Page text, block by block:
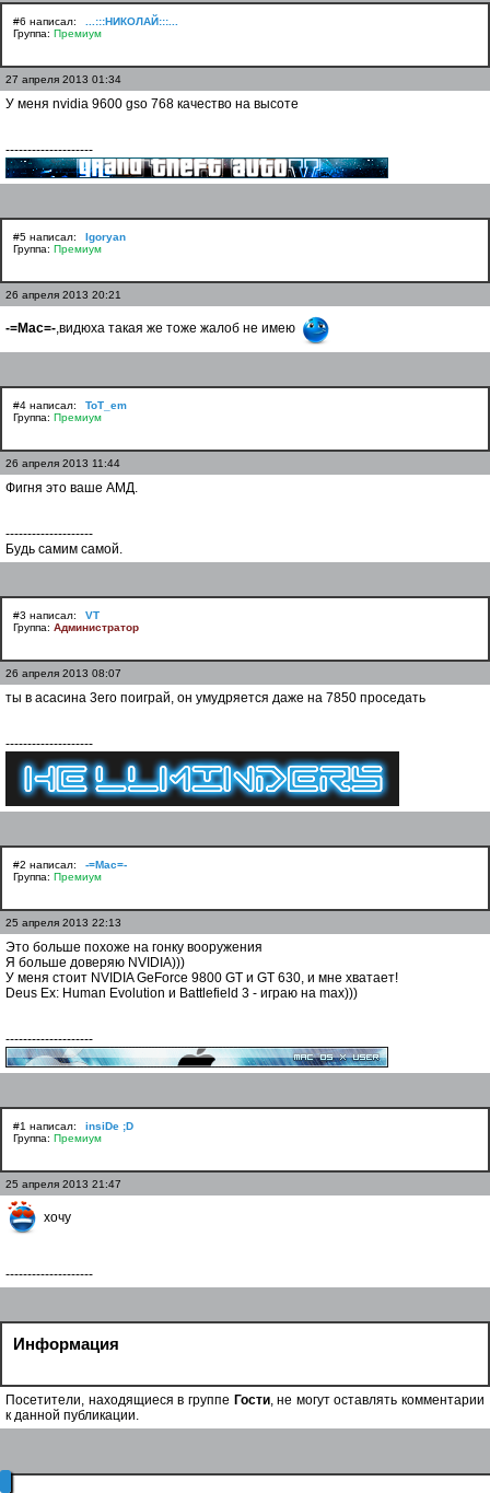
#6 написал:
...:::НИКОЛАЙ:::...
Группа: Премиум
27 апреля 2013 01:34
У меня nvidia 9600 gso 768 качество на высоте
--------------------
#5 написал:
Igoryan
Группа: Премиум
26 апреля 2013 20:21
-=Mac=-,видюха такая же тоже жалоб не имею
#4 написал:
ToT_em
Группа: Премиум
26 апреля 2013 11:44
Фигня это ваше АМД.
--------------------
Будь самим самой.
#3 написал:
VT
Группа: Администратор
26 апреля 2013 08:07
ты в асасина 3его поиграй, он умудряется даже на 7850 проседать
--------------------
#2 написал:
-=Mac=-
Группа: Премиум
25 апреля 2013 22:13
Это больше похоже на гонку вооружения
Я больше доверяю NVIDIA)))
У меня стоит NVIDIA GeForce 9800 GT и GT 630, и мне хватает!
Deus Ex: Human Evolution и Battlefield 3 - играю на max)))
--------------------
#1 написал:
insiDe ;D
Группа: Премиум
25 апреля 2013 21:47
хочу
--------------------
Информация
Посетители, находящиеся в группе Гости, не могут оставлять комментарии
к данной публикации.